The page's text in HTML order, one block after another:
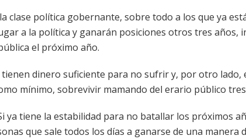
clase política gobernante, sobre todo a los que ya
a la política y ganarán posiciones otros tres
el próximo año.
tienen dinero suficiente para no sufrir y, por otro
mínimo, sobrevivir mamando del erario público
ya tiene la estabilidad para no batallar los próximos
que sale todos los días a ganarse de una manera